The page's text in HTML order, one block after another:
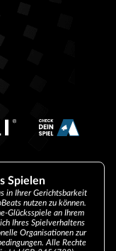
Spielen
in Ihrer Gerichtsbarkeit
nutzen zu können.
Glücksspiele an Ihrem
Ihres Spielverhaltens
Organisationen zur
Alle Rechte